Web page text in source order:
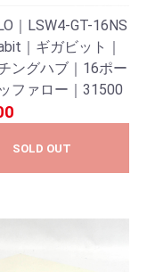
｜LSW4-GT-16NS
｜ギガビット｜
ングハブ｜16ポー
ファロー｜31500
SOLD OUT